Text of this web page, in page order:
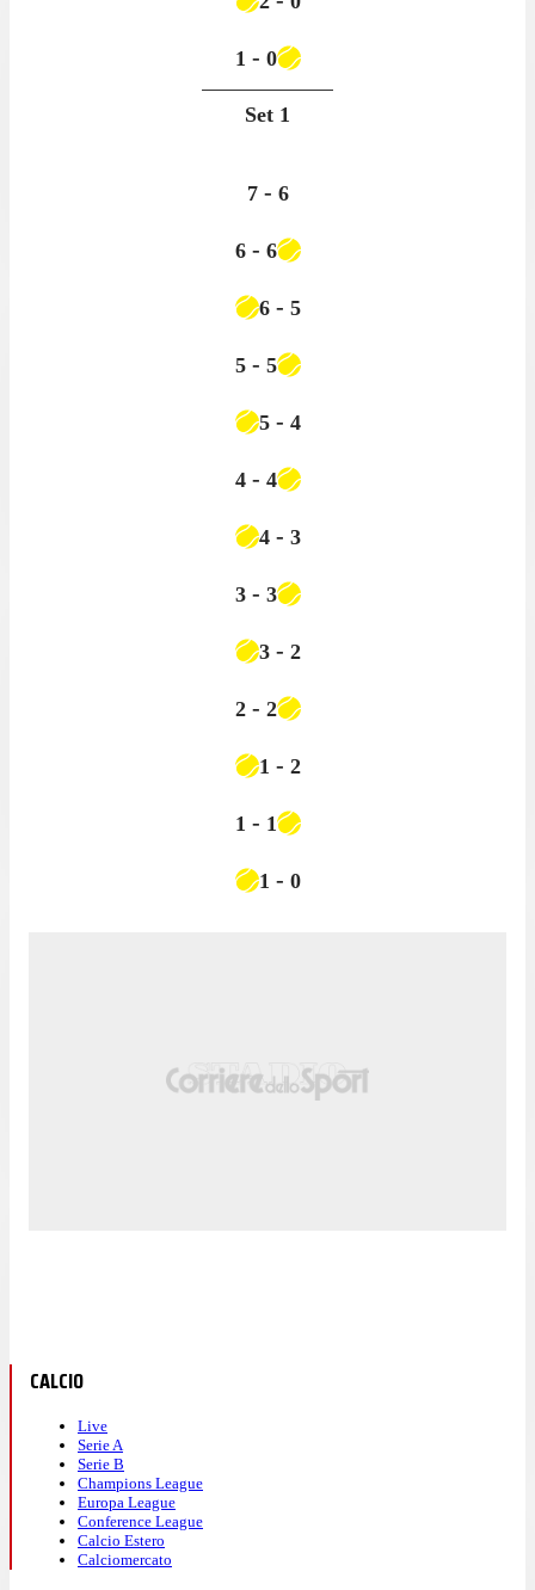
1 - 0
Set 1
7 - 6
6 - 6
6 - 5
5 - 5
5 - 4
4 - 4
4 - 3
3 - 3
3 - 2
2 - 2
1 - 2
1 - 1
1 - 0
CALCIO
Live
Serie A
Serie B
Champions League
Europa League
Conference League
Calcio Estero
Calciomercato